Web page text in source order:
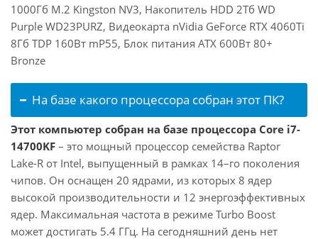
1000Гб M.2 Kingston NV3, Накопитель HDD 2Тб WD
Purple WD23PURZ, Видеокарта nVidia GeForce RTX 4060Ti
8Гб TDP 160Вт mP55, Блок питания ATX 600Вт 80+
Bronze
На базе какого процессора собран этот ПК?
Этот компьютер собран на базе процессора Core i7-
14700KF – это мощный процессор семейства Raptor
Lake-R от Intel, выпущенный в рамках 14–го поколения
чипов. Он оснащен 20 ядрами, из которых 8 ядер
высокой производительности и 12 энергоэффективных
ядер. Максимальная частота в режиме Turbo Boost
может достигать 5.4 ГГц. На сегодняшний день нет